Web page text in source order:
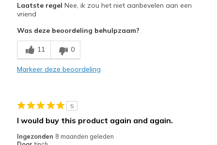
Comfortable
Durable
Minpunten
Would prefer a less clunky version of MaryJane's
Casual Wear
Width
Feels true to width
Sizing
Feels true to size
Laatste regel Nee, ik zou het niet aanbevelen aan een
vriend
Was deze beoordeling behulpzaam?
11 0
Markeer deze beoordeling
5
I would buy this product again and again.
Ingezonden 8 maanden geleden